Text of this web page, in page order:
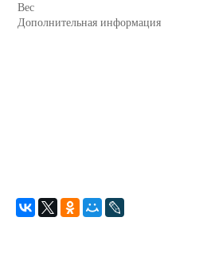
Вес
Дополнительная информация